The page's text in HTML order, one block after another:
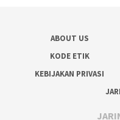
ABOUT US
KODE ETIK
KEBIJAKAN PRIVASI